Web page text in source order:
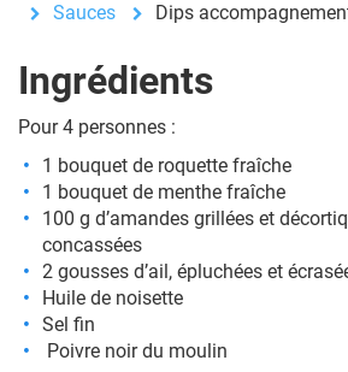
Sauces Dips
Ingrédients
Pour 4 personnes :
1 bouquet de roquette fraîche
1 bouquet de menthe fraîche
100 g d’amandes grillées et
concassées
2 gousses d’ail, épluchées et
Huile de noisette
Sel fin
Poivre noir du moulin